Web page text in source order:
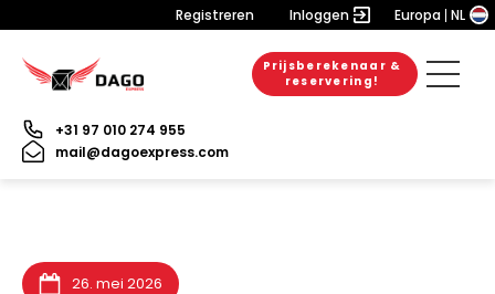
Registreren Inloggen Europa NL
Prijsberekenaar &
reservering!
+31 97 010 274 955
mail@dagoexpress.com
26. mei 2026
20. juli 2026
6. juli 2026
6. juli 2026